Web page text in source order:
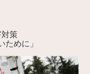
策
ために」